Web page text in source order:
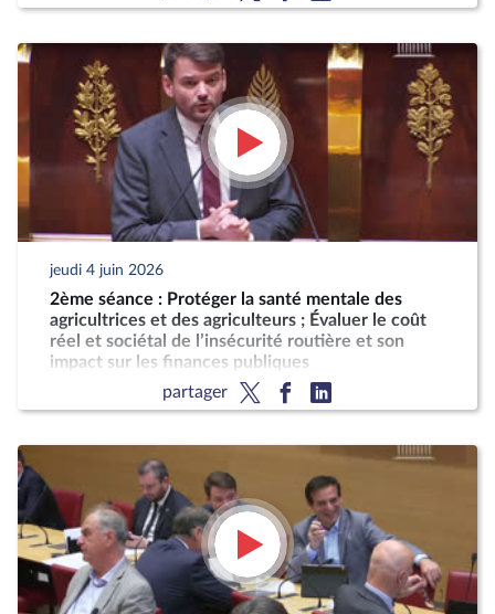
jeudi 4 juin 2026
2ème séance : Protéger la santé mentale des
agricultrices et des agriculteurs ; Évaluer le coût
réel et sociétal de l’insécurité routière et son
impact sur les finances publiques
partager